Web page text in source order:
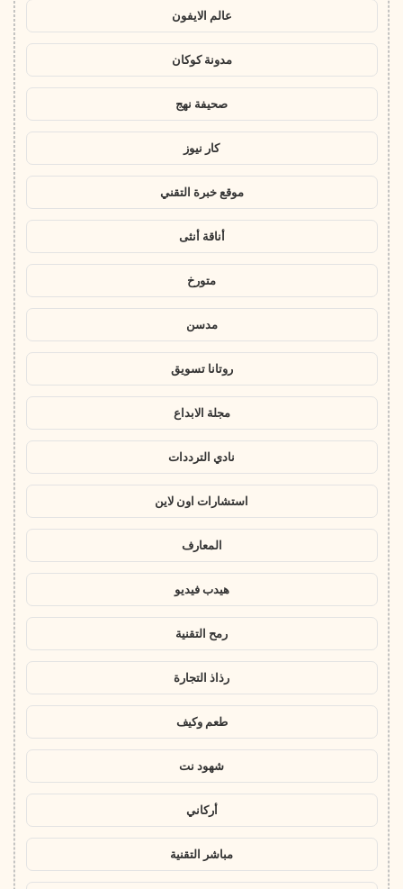
عالم الايفون
مدونة كوكان
صحيفة نهج
كار نيوز
موقع خبرة التقني
أناقة أنثى
متورخ
مدسن
روتانا تسويق
مجلة الابداع
نادي الترددات
استشارات اون لاين
المعارف
هيدب فيديو
رمح التقنية
رذاذ التجارة
طعم وكيف
شهود نت
أركاني
مباشر التقنية